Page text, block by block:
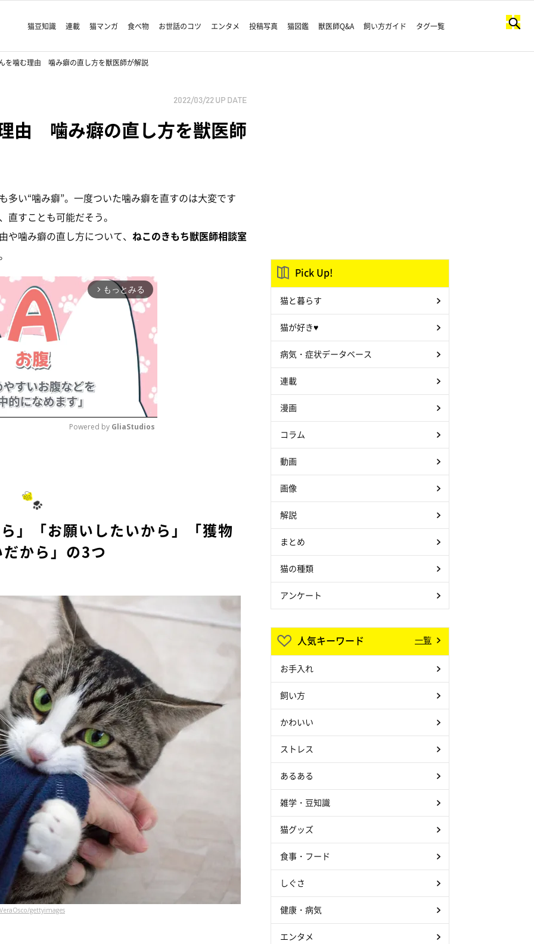
猫豆知識 連載 猫マンガ 食べ物 お世話のコツ エンタメ 投稿写真 猫図鑑 獣医師Q&A 飼い方ガイド タグ一覧
を噛む理由 噛み癖の直し方を獣医師が解説
2022/03/22 UP DATE
由 噛み癖の直し方を獣医師
多い“噛み癖”。一度ついた噛み癖を直すのは大変です
すことも可能だそう。
噛み癖の直し方について、 ねこのきもち獣医師相談室
arrow_forward_ios もっとみる
Powered by GliaStudios
」「お願いしたいから」「獲物
から」の3つ
VeraOsco/gettyimages
Pick Up!
猫と暮らす
猫が好き♥
病気・症状データベース
連載
漫画
コラム
動画
画像
解説
まとめ
猫の種類
アンケート
人気キーワード 一覧
お手入れ
飼い方
かわいい
ストレス
あるある
雑学・豆知識
猫グッズ
食事・フード
しぐさ
健康・病気
エンタメ